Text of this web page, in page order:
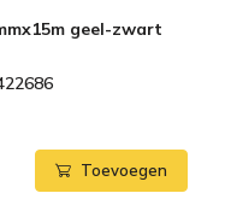
geel-zwart
Toevoegen